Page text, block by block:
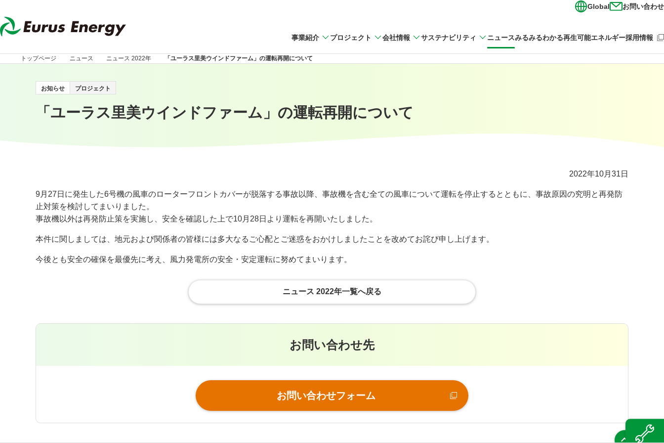
Global お問い合わせ
事業紹介 プロジェクト 会社情報 サステナビリティ ニュースみるみるわかる再生可能エネルギー採用情報
（新
トップページ ニュース ニュース 2022年 「ユーラス里美ウインドファーム」の運転再開について
お知らせ プロジェクト
「ユーラス里美ウインドファーム」の運転再開について
2022年10月31日
9月 27 日に発生した6号機の風車のローターフロントカバーが脱落する事故以降、事故機を含む全ての風車について運転を停止するとともに、事故原因の究明と再発防
止対策を検討してまいりました。
事故機以外は再発防止策を実施し、安全を確認した上で10月 28日より運転を再開いたしました。
本件に関しましては、地元および関係者の皆様には多大なるご心配とご迷惑をおかけしましたことを改めてお詫び申し上げます。
今後とも安全の確保を最優先に考え、風力発電所の安全・安定運転に努めてまいります。
ニュース 2022年一覧へ戻る
お問い合わせ先
お問い合わせフォーム
（新